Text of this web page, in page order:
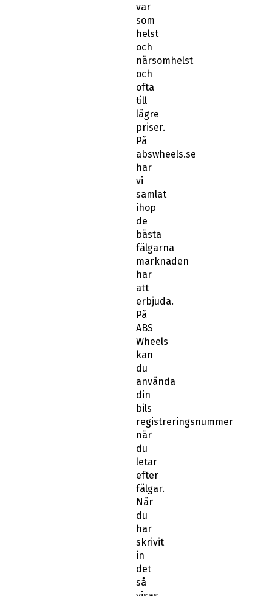
var
som
helst
och
närsomhelst
och
ofta
till
lägre
priser.
På
abswheels.se
har
vi
samlat
ihop
de
bästa
fälgarna
marknaden
har
att
erbjuda.
På
ABS
Wheels
kan
du
använda
din
bils
registreringsnummer
när
du
letar
efter
fälgar.
När
du
har
skrivit
in
det
så